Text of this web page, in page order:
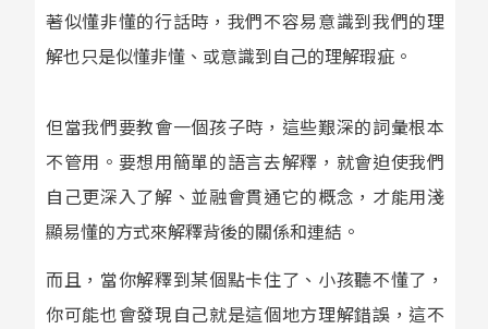
著似懂非懂的行話時，我們不容易意識到我們的理
解也只是似懂非懂、或意識到自己的理解瑕疵。
但當我們要教會一個孩子時，這些艱深的詞彙根本
不管用。要想用簡單的語言去解釋，就會迫使我們
自己更深入了解、並融會貫通它的概念，才能用淺
顯易懂的方式來解釋背後的關係和連結。
而且，當你解釋到某個點卡住了、小孩聽不懂了，
你可能也會發現自己就是這個地方理解錯誤，這不